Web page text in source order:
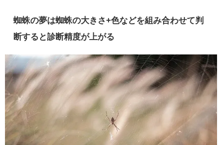
蜘蛛の夢は蜘蛛の大きさ+色などを組み合わせて判
断すると診断精度が上がる